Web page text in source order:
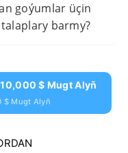
goýumlar üçin
barmy?
$ Mugt Alyň
$ Mugt Alyň